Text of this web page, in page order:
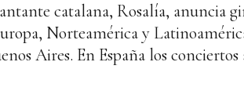
catalana, Rosalía, anuncia
Norteamérica y
Aires. En España los